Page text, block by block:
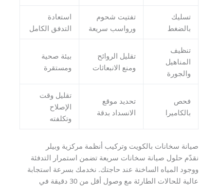
تسليك
بالضغط
تفتيت شحوم
ورواسب سريعة
استعادة
التدفق الكامل
تنظيف
المناهيل
والجورة
تقليل الروائح
ومنع الانبعاثات
بيئة صحية
ومستقرة
فحص
بالكاميرا
تحديد موقع
الانسداد بدقة
تقليل وقت
الإصلاح
وتكلفته
صيانة سخانات بالكويت وتركيب أنظمة مركزية وبيلر
نقدّم حلول صيانة سخانات سريعة تضمن استمرار التدفئة
ووجود المياه الساخنة عند حاجتك. نخدمك بسرعة استجابة
عالية للحالات الطارئة مع وصول أقل من 30 دقيقة في